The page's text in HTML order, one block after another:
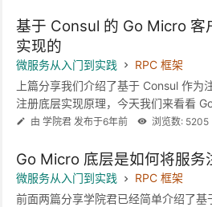
基于 Consul 的 Go Micro 客
实现的
微服务从入门到实践
RPC 框架
上篇分享我们介绍了基于 Consul 作为
注册底层实现原理，今天我们来看看
由 学院君 发布于6年前 浏览数: 5205
Go Micro 底层是如何将服务
微服务从入门到实践
RPC 框架
前面两篇分享学院君已经简单介绍了